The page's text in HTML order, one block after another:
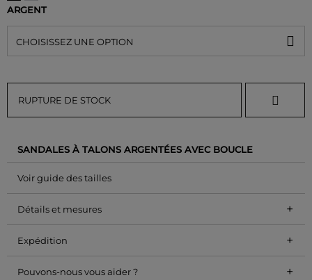
ARGENT
CHOISISSEZ UNE OPTION
RUPTURE DE STOCK
SANDALES À TALONS ARGENTÉES AVEC BOUCLE
Voir guide des tailles
Détails et mesures +
Expédition +
Pouvons-nous vous aider ? +